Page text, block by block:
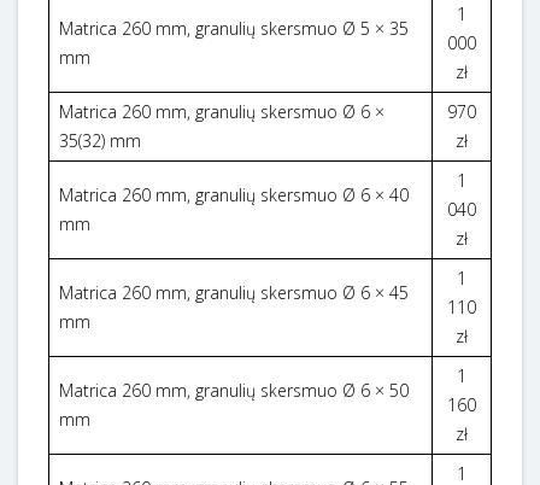
Matrica 260 mm, granulių skersmuo Ø 5 × 35
mm
1
000
zł
Matrica 260 mm, granulių skersmuo Ø 6 ×
35(32) mm
970
zł
Matrica 260 mm, granulių skersmuo Ø 6 × 40
mm
1
040
zł
Matrica 260 mm, granulių skersmuo Ø 6 × 45
mm
1
110
zł
Matrica 260 mm, granulių skersmuo Ø 6 × 50
mm
1
160
zł
1